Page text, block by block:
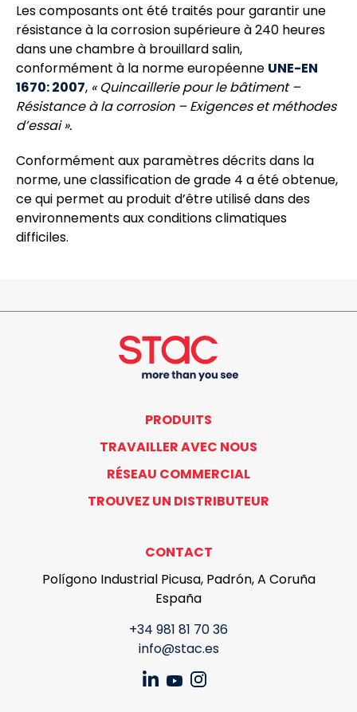
Les composants ont été traités pour garantir une
résistance à la corrosion supérieure à 240 heures
dans une chambre à brouillard salin,
conformément à la norme européenne UNE-EN
1670: 2007, « Quincaillerie pour le bâtiment –
Résistance à la corrosion – Exigences et méthodes
d’essai ».
Conformément aux paramètres décrits dans la
norme, une classification de grade 4 a été obtenue,
ce qui permet au produit d’être utilisé dans des
environnements aux conditions climatiques
difficiles.
PRODUITS
TRAVAILLER AVEC NOUS
RÉSEAU COMMERCIAL
TROUVEZ UN DISTRIBUTEUR
CONTACT
Polígono Industrial Picusa, Padrón, A Coruña
España
+34 981 81 70 36
info@stac.es